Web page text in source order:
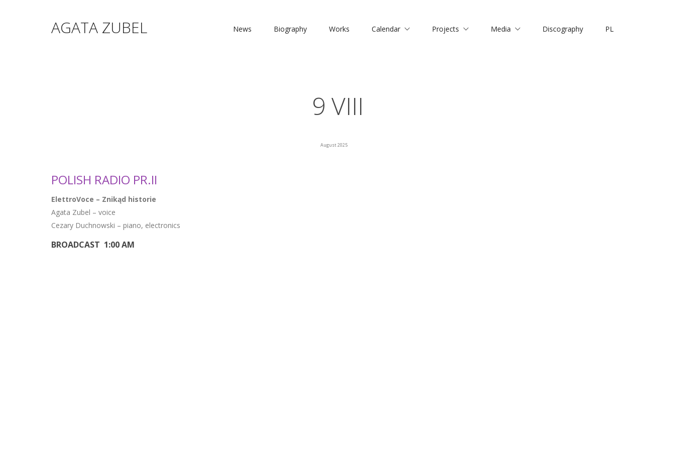
AGATA ZUBEL News Biography Works Calendar Projects Media Discography PL
9 VIII
August 2025
POLISH RADIO PR.II
ElettroVoce – Znikąd historie
Agata Zubel – voice
Cezary Duchnowski – piano, electronics
BROADCAST 1:00 AM